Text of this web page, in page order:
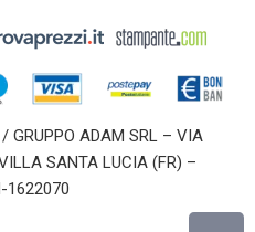
/ GRUPPO ADAM SRL – VIA
SANTA LUCIA (FR) –
1622070